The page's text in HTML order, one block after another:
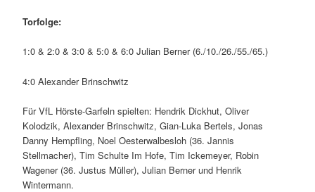
Torfolge:
1:0 & 2:0 & 3:0 & 5:0 & 6:0 Julian Berner (6./10./26./55./65.)
4:0 Alexander Brinschwitz
Für VfL Hörste-Garfeln spielten: Hendrik Dickhut, Oliver
Kolodzik, Alexander Brinschwitz, Gian-Luka Bertels, Jonas
Danny Hempfling, Noel Oesterwalbesloh (36. Jannis
Stellmacher), Tim Schulte Im Hofe, Tim Ickemeyer, Robin
Wagener (36. Justus Müller), Julian Berner und Henrik
Wintermann.